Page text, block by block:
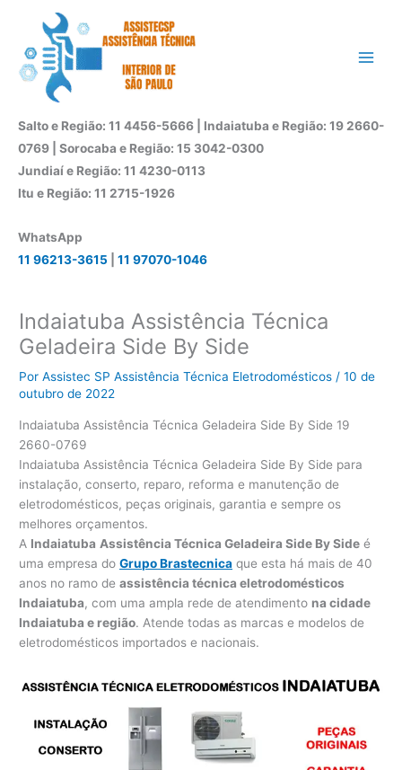
conteúdo
Salto e Região: 11 4456-5666 | Indaiatuba e Região: 19 2660-
0769 | Sorocaba e Região: 15 3042-0300
Jundiaí e Região: 11 4230-0113
Itu e Região: 11 2715-1926
WhatsApp
11 96213-3615
11 97070-1046
Indaiatuba Assistência Técnica
Geladeira Side By Side
PorAssistec SP Assistência Técnica Eletrodomésticos/10 de
outubro de 2022
Indaiatuba Assistência Técnica Geladeira Side By Side 19
2660-0769
Indaiatuba Assistência Técnica Geladeira Side By Side para
instalação, conserto, reparo, reforma e manutenção de
eletrodomésticos, peças originais, garantia e sempre os
melhores orçamentos.
A Indaiatuba Assistência Técnica Geladeira Side By Side é
uma empresa doGrupo Brastecnica que esta há mais de 40
anos no ramo deassistência técnica eletrodomésticos
Indaiatuba, com uma ampla rede de atendimento na cidade
Indaiatuba e região. Atende todas as marcas e modelos de
eletrodomésticos importados e nacionais.